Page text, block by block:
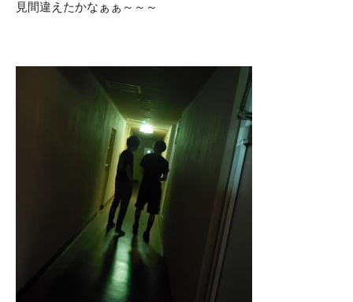
見間違えたかなぁぁ～～～